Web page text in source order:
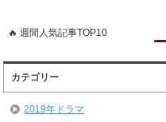
🔥 週間人気記事TOP10
カテゴリー
2019年ドラマ